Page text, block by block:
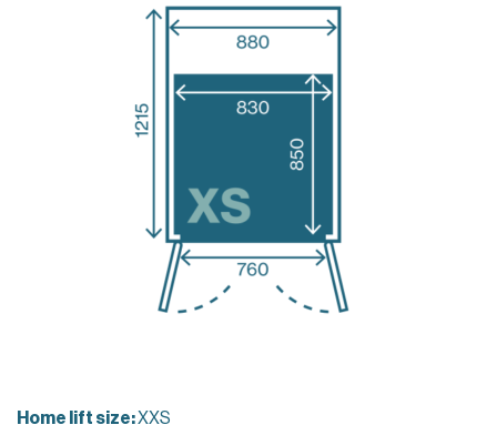
Home lift size:XXS